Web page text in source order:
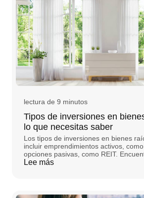
lectura de 9 minutos
Tipos de inversiones en
lo que necesitas saber
Los tipos de inversiones en bienes
incluir emprendimientos activos, como
opciones pasivas, como REIT.
Lee más